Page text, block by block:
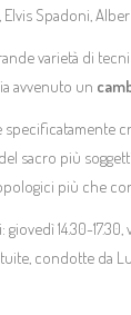
Spadoni,
varietà di
avvenuto un
specificatamente
sacro più
più che
14.30-
condotte da